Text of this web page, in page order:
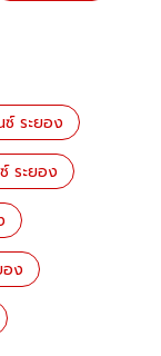
ระยอง
ระยอง
อง